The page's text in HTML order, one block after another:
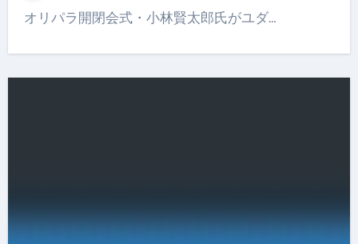
オリパラ開閉会式・小林賢太郎氏がユダ…